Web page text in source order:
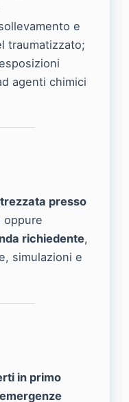
e
traumatizzato;
agenti chimici
presso
oppure
richiedente,
simulazioni e
in primo